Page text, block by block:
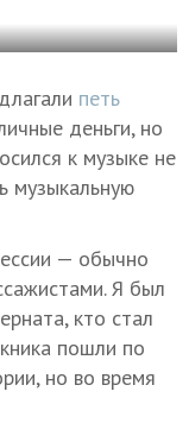
петь
деньги, но
к музыке не
музыкальную
— обычно
Я был
кто стал
пошли по
но во время